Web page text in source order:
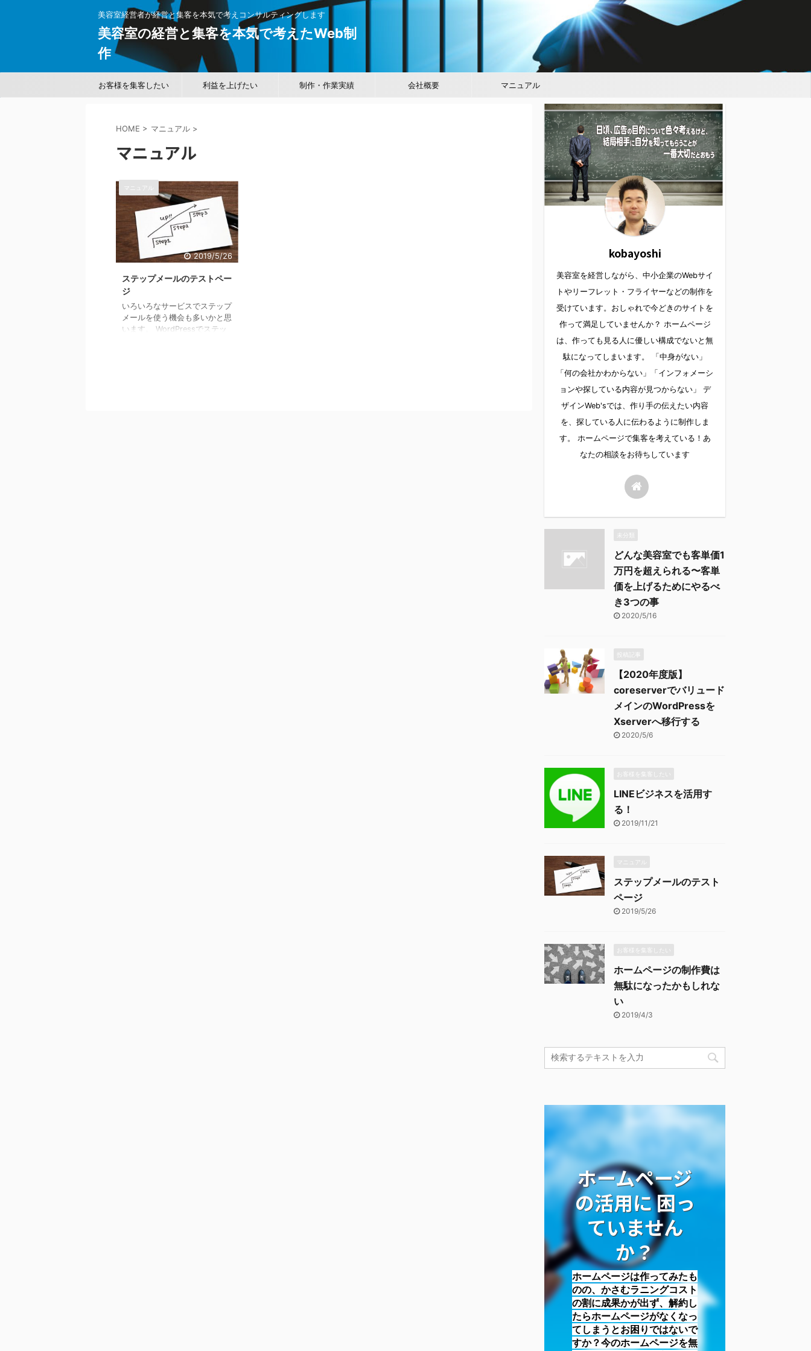
美容室経営者が経営と集客を本気で考えコンサルティングします
美容室の経営と集客を本気で考えたWeb制
作
お客様を集客したい 利益を上げたい 制作・作業実績 会社概要 マニュアル
HOME > マニュアル >
マニュアル
マニュアル
2019/5/26
ステップメールのテストペー
ジ
いろいろなサービスでステップ
メールを使う機会も多いかと思
います。 WordPressでステッ
kobayoshi
美容室を経営しながら、中小企業のWebサイ
トやリーフレット・フライヤーなどの制作を
受けています。おしゃれで今どきのサイトを
作って満足していませんか？ ホームページ
は、作っても見る人に優しい構成でないと無
駄になってしまいます。 「中身がない」
「何の会社かわからない」「インフォメーシ
ョンや探している内容が見つからない」 デ
ザインWeb'sでは、作り手の伝えたい内容
を、探している人に伝わるように制作しま
す。 ホームページで集客を考えている！あ
なたの相談をお待ちしています
未分類
どんな美容室でも客単価1
万円を超えられる〜客単
価を上げるためにやるべ
き3つの事
2020/5/16
投稿記事
【2020年度版】
coreserverでバリュード
メインのWordPressを
Xserverへ移行する
2020/5/6
お客様を集客したい
LINEビジネスを活用す
る！
2019/11/21
マニュアル
ステップメールのテスト
ページ
2019/5/26
お客様を集客したい
ホームページの制作費は
無駄になったかもしれな
い
2019/4/3
ホームページ
の活用に 困っ
ていません
か？
ホームページは作ってみたも
のの、かさむラニングコスト
の割に成果かが出ず、解約し
たらホームページがなくなっ
てしまうとお困りではないで
すか？今のホームページを無